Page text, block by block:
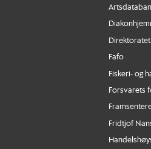
Fafo
Fiskeri- og
Forsvarets
Fridtjof